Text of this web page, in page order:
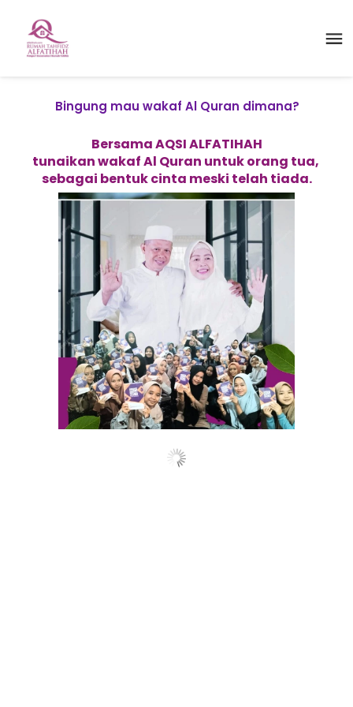
Bingung mau wakaf Al Quran dimana?
Bersama AQSI ALFATIHAH
tunaikan wakaf Al Quran untuk orang tua,
sebagai bentuk cinta meski telah tiada.